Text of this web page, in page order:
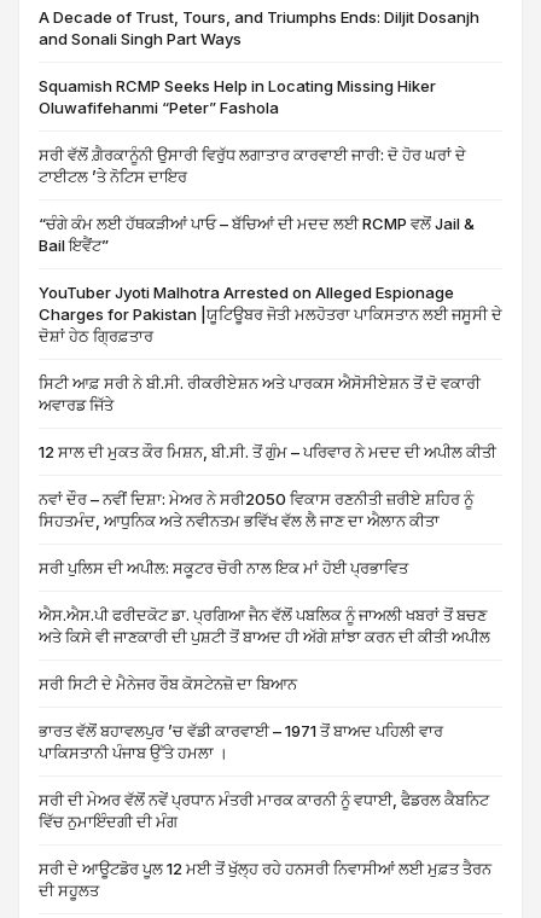
A Decade of Trust, Tours, and Triumphs Ends: Diljit Dosanjh
and Sonali Singh Part Ways
Squamish RCMP Seeks Help in Locating Missing Hiker
Oluwafifehanmi “Peter” Fashola
ਸਰੀ ਵੱਲੋਂ ਗ਼ੈਰਕਾਨੂੰਨੀ ਉਸਾਰੀ ਵਿਰੁੱਧ ਲਗਾਤਾਰ ਕਾਰਵਾਈ ਜਾਰੀ: ਦੋ ਹੋਰ ਘਰਾਂ ਦੇ
ਟਾਈਟਲ ’ਤੇ ਨੋਟਿਸ ਦਾਇਰ
“ਚੰਗੇ ਕੰਮ ਲਈ ਹੱਥਕੜੀਆਂ ਪਾਓ – ਬੱਚਿਆਂ ਦੀ ਮਦਦ ਲਈ RCMP ਵਲੋਂ Jail &
Bail ਇਵੈਂਟ”
YouTuber Jyoti Malhotra Arrested on Alleged Espionage
Charges for Pakistan |ਯੂਟਿਊਬਰ ਜੋਤੀ ਮਲਹੋਤਰਾ ਪਾਕਿਸਤਾਨ ਲਈ ਜਸੂਸੀ ਦੇ
ਦੋਸ਼ਾਂ ਹੇਠ ਗ੍ਰਿਫ਼ਤਾਰ
ਸਿਟੀ ਆਫ਼ ਸਰੀ ਨੇ ਬੀ.ਸੀ. ਰੀਕਰੀਏਸ਼ਨ ਅਤੇ ਪਾਰਕਸ ਐਸੋਸੀਏਸ਼ਨ ਤੋਂ ਦੋ ਵਕਾਰੀ
ਅਵਾਰਡ ਜਿੱਤੇ
12 ਸਾਲ ਦੀ ਮੁਕਤ ਕੌਰ ਮਿਸ਼ਨ, ਬੀ.ਸੀ. ਤੋਂ ਗੁੰਮ – ਪਰਿਵਾਰ ਨੇ ਮਦਦ ਦੀ ਅਪੀਲ ਕੀਤੀ
ਨਵਾਂ ਦੌਰ – ਨਵੀਂ ਦਿਸ਼ਾ: ਮੇਅਰ ਨੇ ਸਰੀ2050 ਵਿਕਾਸ ਰਣਨੀਤੀ ਜ਼ਰੀਏ ਸ਼ਹਿਰ ਨੂੰ
ਸਿਹਤਮੰਦ, ਆਧੁਨਿਕ ਅਤੇ ਨਵੀਨਤਮ ਭਵਿੱਖ ਵੱਲ ਲੈ ਜਾਣ ਦਾ ਐਲਾਨ ਕੀਤਾ
ਸਰੀ ਪੁਲਿਸ ਦੀ ਅਪੀਲ: ਸਕੂਟਰ ਚੋਰੀ ਨਾਲ ਇਕ ਮਾਂ ਹੋਈ ਪ੍ਰਭਾਵਿਤ
ਐਸ.ਐਸ.ਪੀ ਫਰੀਦਕੋਟ ਡਾ. ਪ੍ਰਗਿਆ ਜੈਨ ਵੱਲੋਂ ਪਬਲਿਕ ਨੂੰ ਜਾਅਲੀ ਖਬਰਾਂ ਤੋਂ ਬਚਣ
ਅਤੇ ਕਿਸੇ ਵੀ ਜਾਣਕਾਰੀ ਦੀ ਪੁਸ਼ਟੀ ਤੋਂ ਬਾਅਦ ਹੀ ਅੱਗੇ ਸ਼ਾਂਝਾ ਕਰਨ ਦੀ ਕੀਤੀ ਅਪੀਲ
ਸਰੀ ਸਿਟੀ ਦੇ ਮੈਨੇਜਰ ਰੌਬ ਕੋਸਟੇਨਜ਼ੋ ਦਾ ਬਿਆਨ
ਭਾਰਤ ਵੱਲੋਂ ਬਹਾਵਲਪੁਰ ’ਚ ਵੱਡੀ ਕਾਰਵਾਈ – 1971 ਤੋਂ ਬਾਅਦ ਪਹਿਲੀ ਵਾਰ
ਪਾਕਿਸਤਾਨੀ ਪੰਜਾਬ ਉੱਤੇ ਹਮਲਾ ।
ਸਰੀ ਦੀ ਮੇਅਰ ਵੱਲੋਂ ਨਵੇਂ ਪ੍ਰਧਾਨ ਮੰਤਰੀ ਮਾਰਕ ਕਾਰਨੀ ਨੂੰ ਵਧਾਈ, ਫੈਡਰਲ ਕੈਬਨਿਟ
ਵਿੱਚ ਨੁਮਾਇੰਦਗੀ ਦੀ ਮੰਗ
ਸਰੀ ਦੇ ਆਊਟਡੋਰ ਪੂਲ 12 ਮਈ ਤੋਂ ਖੁੱਲ੍ਹ ਰਹੇ ਹਨਸਰੀ ਨਿਵਾਸੀਆਂ ਲਈ ਮੁਫ਼ਤ ਤੈਰਨ
ਦੀ ਸਹੂਲਤ